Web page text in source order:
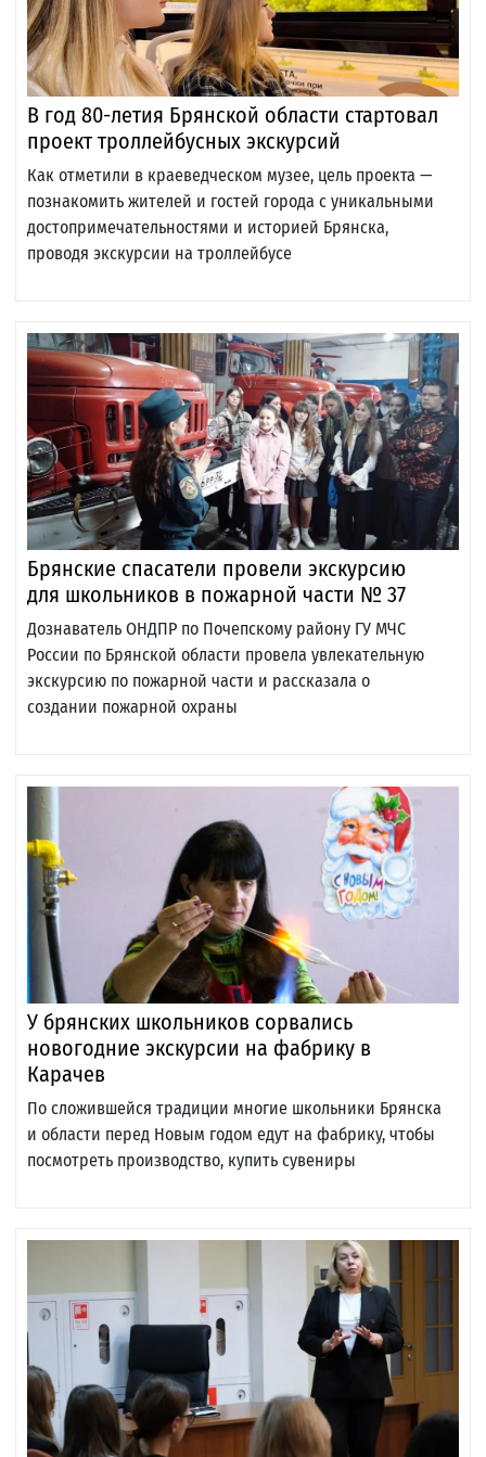
В год 80-летия Брянской области стартовал
проект троллейбусных экскурсий
Как отметили в краеведческом музее, цель проекта —
познакомить жителей и гостей города с уникальными
достопримечательностями и историей Брянска,
проводя экскурсии на троллейбусе
Брянские спасатели провели экскурсию
для школьников в пожарной части № 37
Дознаватель ОНДПР по Почепскому району ГУ МЧС
России по Брянской области провела увлекательную
экскурсию по пожарной части и рассказала о
создании пожарной охраны
У брянских школьников сорвались
новогодние экскурсии на фабрику в
Карачев
По сложившейся традиции многие школьники Брянска
и области перед Новым годом едут на фабрику, чтобы
посмотреть производство, купить сувениры